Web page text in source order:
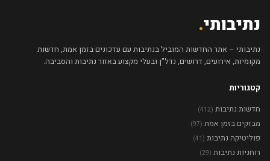
נתיבותי.
נתיבותי – אתר החדשות המוביל בנתיבות עם עדכונים בזמן אמת, חדשות
מקומיות, אירועים, דרושים, נדל"ן ובעלי מקצוע באזור נתיבות והסביבה.
קטגוריות
חדשות נתיבות (412)
מבזקים בזמן אמת (97)
פוליטיקה נתיבות (41)
רוחניות נתיבות (29)